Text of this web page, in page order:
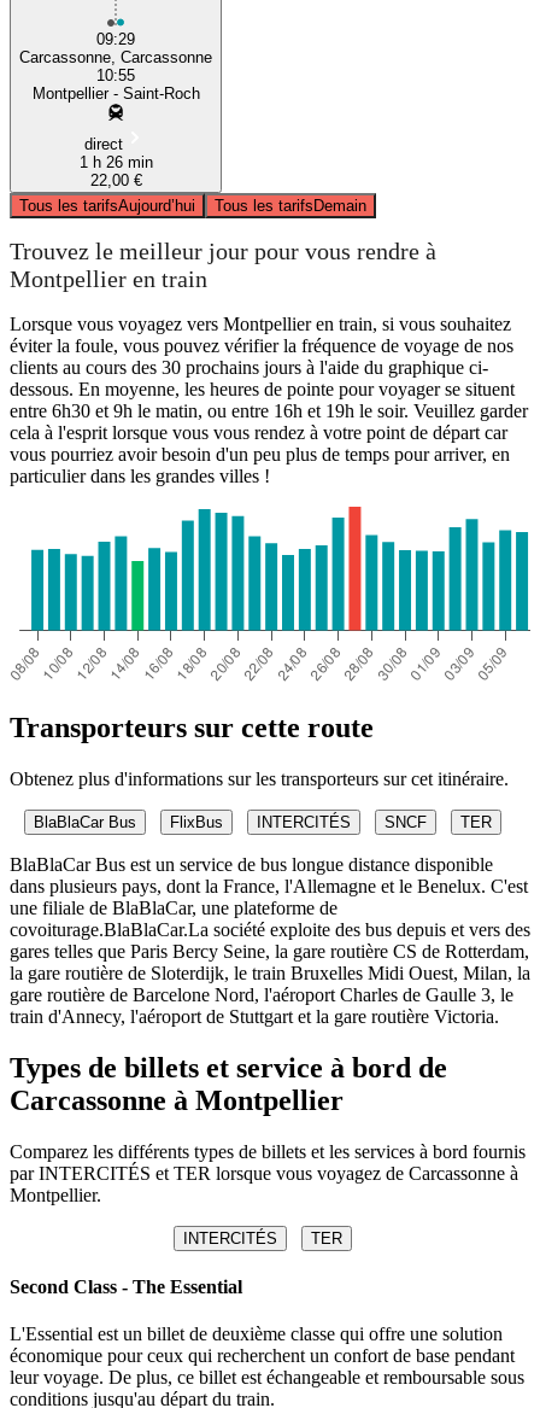
09:29
Carcassonne, Carcassonne
10:55
Montpellier - Saint-Roch
direct
1 h 26 min
22,00 €
Tous les tarifsAujourd’hui Tous les tarifsDemain
Trouvez le meilleur jour pour vous rendre à
Montpellier en train
Lorsque vous voyagez vers Montpellier en train, si vous souhaitez
éviter la foule, vous pouvez vérifier la fréquence de voyage de nos
clients au cours des 30 prochains jours à l'aide du graphique ci-
dessous. En moyenne, les heures de pointe pour voyager se situent
entre 6h30 et 9h le matin, ou entre 16h et 19h le soir. Veuillez garder
cela à l'esprit lorsque vous vous rendez à votre point de départ car
vous pourriez avoir besoin d'un peu plus de temps pour arriver, en
particulier dans les grandes villes !
Transporteurs sur cette route
Obtenez plus d'informations sur les transporteurs sur cet itinéraire.
BlaBlaCar Bus FlixBus INTERCITÉS SNCF TER
BlaBlaCar Bus est un service de bus longue distance disponible
dans plusieurs pays, dont la France, l'Allemagne et le Benelux. C'est
une filiale de BlaBlaCar, une plateforme de
covoiturage.BlaBlaCar.La société exploite des bus depuis et vers des
gares telles que Paris Bercy Seine, la gare routière CS de Rotterdam,
la gare routière de Sloterdijk, le train Bruxelles Midi Ouest, Milan, la
gare routière de Barcelone Nord, l'aéroport Charles de Gaulle 3, le
train d'Annecy, l'aéroport de Stuttgart et la gare routière Victoria.
Types de billets et service à bord de
Carcassonne à Montpellier
Comparez les différents types de billets et les services à bord fournis
par INTERCITÉS et TER lorsque vous voyagez de Carcassonne à
Montpellier.
INTERCITÉS TER
Second Class - The Essential
L'Essential est un billet de deuxième classe qui offre une solution
économique pour ceux qui recherchent un confort de base pendant
leur voyage. De plus, ce billet est échangeable et remboursable sous
conditions jusqu'au départ du train.